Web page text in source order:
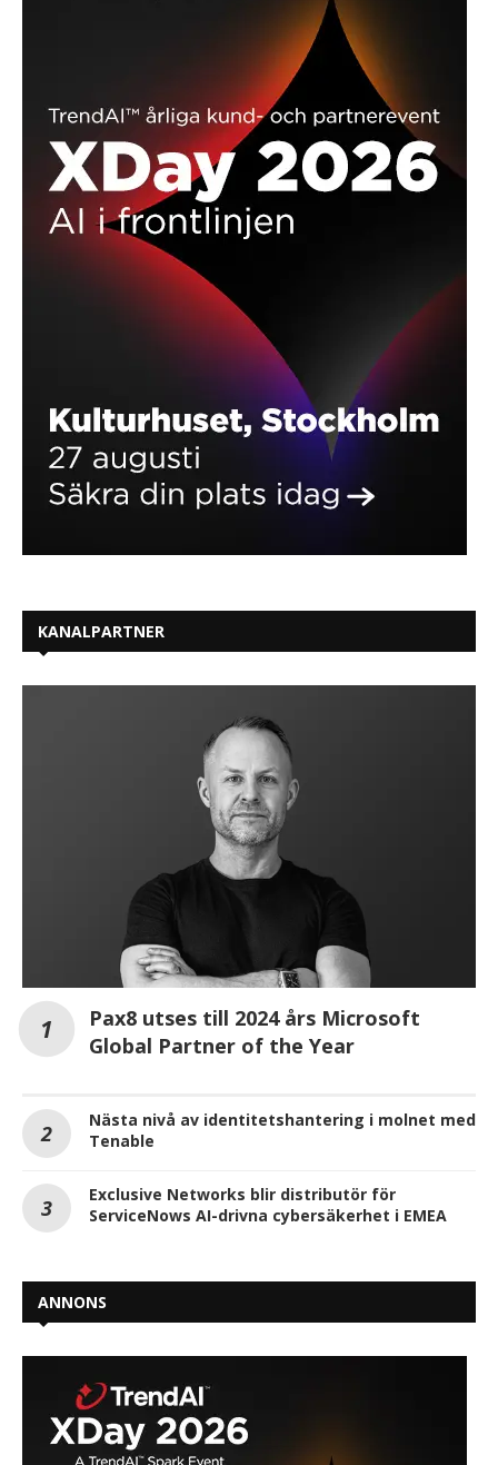
KANALPARTNER
Pax8 utses till 2024 års Microsoft
Global Partner of the Year
Nästa nivå av identitetshantering i molnet med
Tenable
Exclusive Networks blir distributör för
ServiceNows AI-drivna cybersäkerhet i EMEA
ANNONS